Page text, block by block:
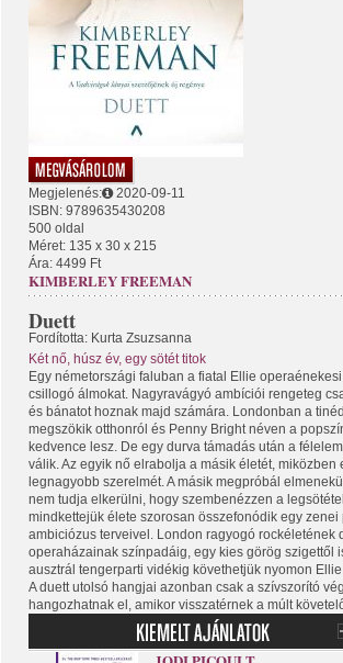
Megjelenés:
2020-09-11
ISBN: 9789635430208
500 oldal
Méret: 135 x 30 x 215
Ára: 4499 Ft
KIMBERLEY FREEMAN
Duett
Fordította: Kurta Zsuzsanna
Két nő, húsz év, egy sötét titok
Egy németországi faluban a fiatal Ellie
csillogó álmokat. Nagyravágyó ambíciói rengeteg
és bánatot hoznak majd számára. Londonban a
megszökik otthonról és Penny Bright néven a
kedvence lesz. De egy durva támadás után a
válik. Az egyik nő elrabolja a másik életét, miközben
legnagyobb szerelmét. A másik megpróbál
nem tudja elkerülni, hogy szembenézzen a
mindkettejük élete szorosan összefonódik egy zenei
ambiciózus terveivel. London ragyogó rockéletének
operaházainak színpadáig, egy kies görög szigettől
ausztrál tengerparti vidékig követhetjük nyomon Ellie
A duett utolsó hangjai azonban csak a szívszorító
hangozhatnak el, amikor visszatérnek a múlt